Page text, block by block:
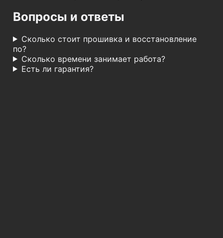
Вопросы и ответы
Сколько стоит прошивка и восстановление
по?
Сколько времени занимает работа?
Есть ли гарантия?